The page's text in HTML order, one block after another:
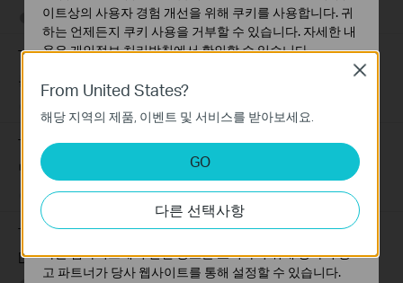
12-30-2025 50064views
TP-Link 5G/4G LTE 공유기의 구성 파일을 백업 및 복원하
는 방법
Tether 앱에서 TP-Link 무선 4G LTE 공유기를 설정하는 방
법
09-30-2025 328137views
TP-Link Wi-Fi 공유기, LTE 라우터 공유기, Deco 공유기의
DDNS 기능 문제 해결 가이드
From United States?
해당 지역의 제품, 이벤트 및 서비스를 받아보세요.
GO
다른 선택사항
Close
이트상의 사용자 경험 개선을 위해 쿠키를 사용합니다. 귀
하는 언제든지 쿠키 사용을 거부할 수 있습니다. 자세한 내
용은개인정보 처리방침에서 확인할 수 있습니다.
기본 쿠키
이 쿠키는 웹사이트가 작동하는 데 필요하며 사용자의 시
스템에서 비활성화할 수 없습니다.
분석 및 마케팅 쿠키
분석 쿠키는 웹사이트의 기능을 개선하고 조정하기 위해
웹사이트에서의 사용자 활동을 분석하는 데 사용하는 쿠키
입니다.
마케팅 쿠키는 귀하의 관심사에 대한 프로필을 생성하고
다른 웹사이트에서 관련 광고를 표시하기 위해 당사의 광
고 파트너가 당사 웹사이트를 통해 설정할 수 있습니다.